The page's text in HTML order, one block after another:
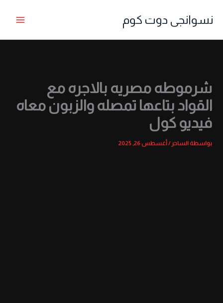
نسوانجى دوت كوم
شرموطه مصريه بالاجره مع
القواد بتاعها تمصله والزبون معاه
فيديو كول
بواسطة الساحر/أغسطس 26, 2025